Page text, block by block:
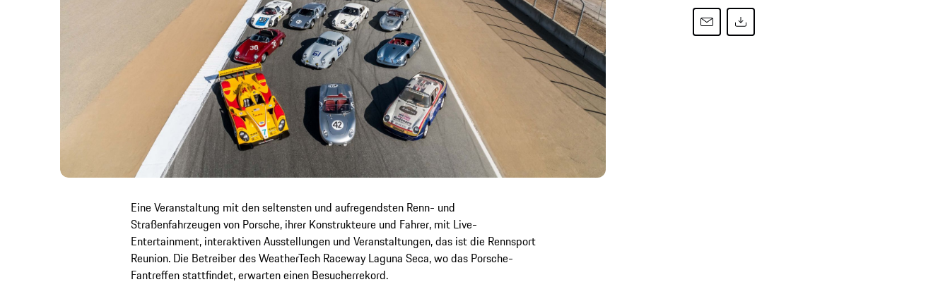
Eine Veranstaltung mit den seltensten und aufregendsten Renn- und
Straßenfahrzeugen von Porsche, ihrer Konstrukteure und Fahrer, mit Live-
Entertainment, interaktiven Ausstellungen und Veranstaltungen, das ist die Rennsport
Reunion. Die Betreiber des WeatherTech Raceway Laguna Seca, wo das Porsche-
Fantreffen stattfindet, erwarten einen Besucherrekord.